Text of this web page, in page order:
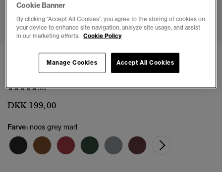
2 3 5
Essential Logo T-shirt
(16)
DKK 199,00
Farve: noos grey marl
Cookie Banner
By clicking “Accept All Cookies”, you agree to the storing of cookies on
your device to enhance site navigation, analyze site usage, and assist
in our marketing efforts. Cookie Policy
Accept All Cookies
Manage Cookies